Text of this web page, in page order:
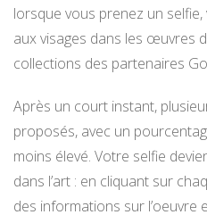
lorsque vous prenez un
aux visages dans les œuvres
collections des partenaires
Après un court instant,
proposés, avec un
moins élevé. Votre selfie
dans l’art : en cliquant sur
des informations sur l’oeuvre